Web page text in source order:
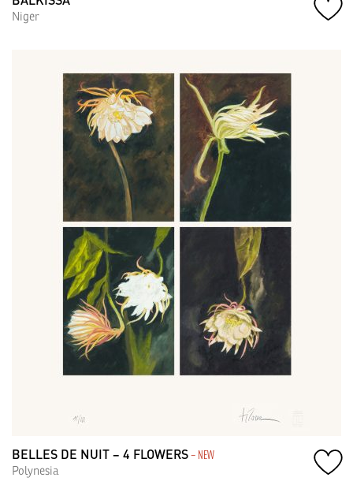
Niger
BELLES DE NUIT – 4 FLOWERS– NEW
Polynesia